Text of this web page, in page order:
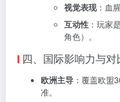
视觉表现：血
互动性 ：玩家
角色）。
四、国际影响力与对
欧洲主导 ：覆盖欧盟
准。